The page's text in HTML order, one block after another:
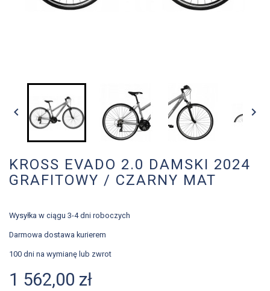
 
KROSS EVADO 2.0 DAMSKI 2024
GRAFITOWY / CZARNY MAT
Wysyłka w ciągu 3-4 dni roboczych
Darmowa dostawa kurierem
100 dni na wymianę lub zwrot
1 562,00 zł